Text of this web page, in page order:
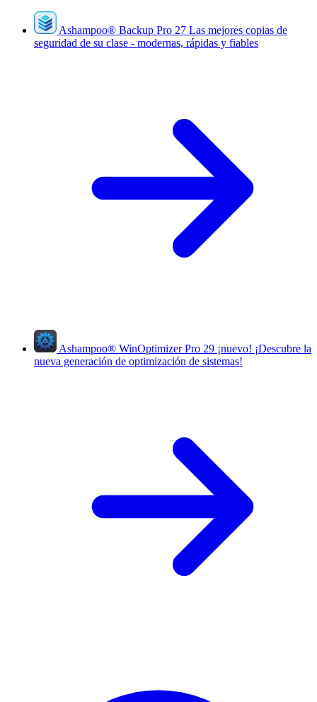
Ashampoo® Backup Pro 27 Las mejores copias de
seguridad de su clase - modernas, rápidas y fiables
Ashampoo® WinOptimizer Pro 29 ¡nuevo! ¡Descubre la
nueva generación de optimización de sistemas!